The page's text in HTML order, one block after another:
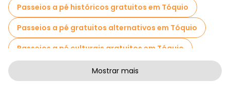
Passeios a pé históricos gratuitos em Tóquio
Passeios a pé gratuitos alternativos em Tóquio
Passeios a pé culturais gratuitos em Tóquio
Passeios a pé gratuitos de arte em Tóquio
Mostrar mais